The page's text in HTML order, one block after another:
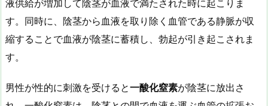
液供給が増加して陰茎が血液で満たされた時に起こりま
す。同時に、陰茎から血液を取り除く血管である静脈が収
縮することで血液が陰茎に蓄積し、勃起が引き起こされま
す。
男性が性的に刺激を受けると一酸化窒素が陰茎に放出さ